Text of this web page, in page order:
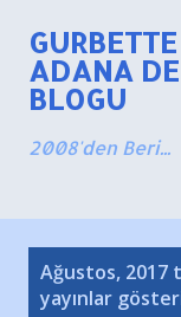
ADANA
BLOGU
2008'den Beri...
Ağustos, 2017
yayınlar